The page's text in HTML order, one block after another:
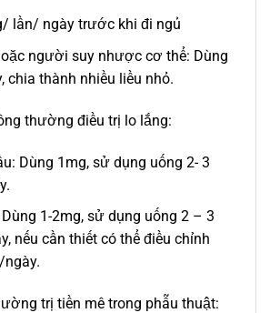
lần/ ngày trước khi đi ngủ
người suy nhược cơ thể: Dùng
chia thành nhiều liều nhỏ.
thường điều trị lo lắng:
Dùng 1mg, sử dụng uống 2- 3
1-2mg, sử dụng uống 2 – 3
nếu cần thiết có thể điều chỉnh
ngày.
trị tiền mê trong phẫu thuật: